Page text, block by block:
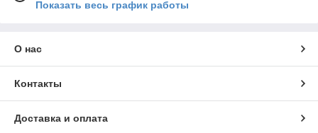
Показать весь график работы
О нас
Контакты
Доставка и оплата